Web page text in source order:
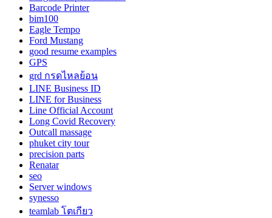
Barcode Printer
bim100
Eagle Tempo
Ford Mustang
good resume examples
GPS
grd กรดไหลย้อน
LINE Business ID
LINE for Business
Line Official Account
Long Covid Recovery
Outcall massage
phuket city tour
precision parts
Renatar
seo
Server windows
synesso
teamlab โตเกียว